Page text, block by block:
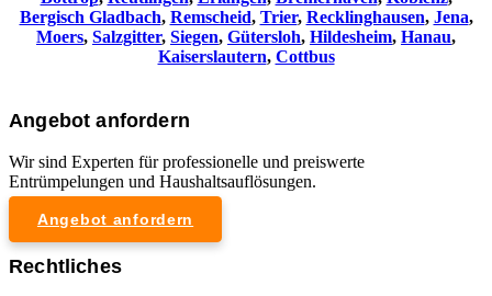
Bergisch Gladbach, Remscheid, Trier, Recklinghausen, Jena,
Moers, Salzgitter, Siegen, Gütersloh, Hildesheim, Hanau,
Kaiserslautern, Cottbus
Angebot anfordern
Wir sind Experten für professionelle und preiswerte
Entrümpelungen und Haushaltsauflösungen.
Angebot anfordern
Rechtliches